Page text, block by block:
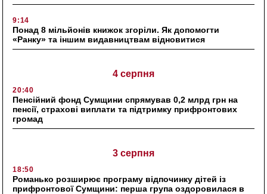
9:14
Понад 8 мільйонів книжок згоріли. Як допомогти
«Ранку» та іншим видавництвам відновитися
4 серпня
20:40
Пенсійний фонд Сумщини спрямував 0,2 млрд грн на
пенсії, страхові виплати та підтримку прифронтових
громад
3 серпня
18:50
Романько розширює програму відпочинку дітей із
прифронтової Сумщини: перша група оздоровилася в